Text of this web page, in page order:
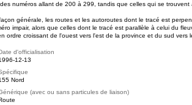
numéros allant de 200 à 299, tandis que celles qui se
générale, les routes et les autoroutes dont le tracé est
impair, alors que celles dont le tracé est parallèle à celui du
ordre croissant de l'ouest vers l'est de la province et du sud vers
d'officialisation
12-13
Nord
(avec ou sans particules de liaison)